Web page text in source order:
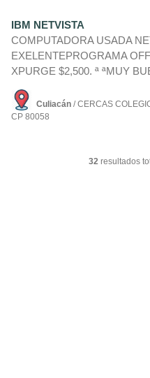
IBM NETVISTA
COMPUTADORA USADA
EXELENTEPROGRAMA
XPURGE $2,500. ª ªMUY
Culiacán / CERCAS
CP 80058
32resultados